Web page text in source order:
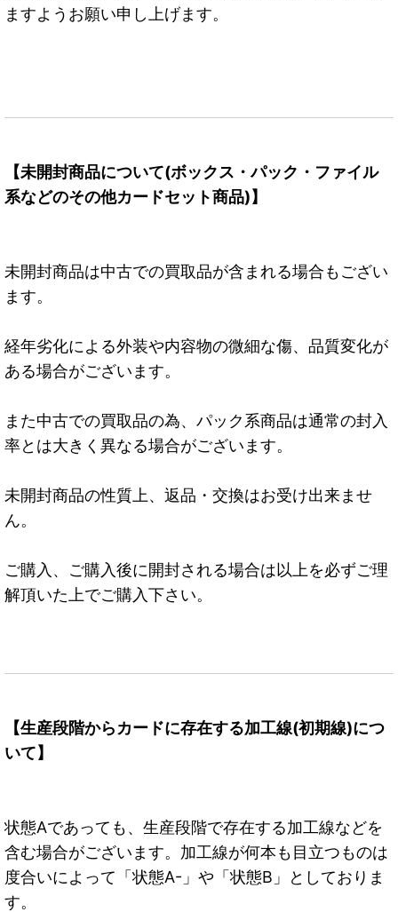
ますようお願い申し上げます。
【未開封商品について(ボックス・パック・ファイル
系などのその他カードセット商品)】
未開封商品は中古での買取品が含まれる場合もござい
ます。
経年劣化による外装や内容物の微細な傷、品質変化が
ある場合がございます。
また中古での買取品の為、パック系商品は通常の封入
率とは大きく異なる場合がございます。
未開封商品の性質上、返品・交換はお受け出来ませ
ん。
ご購入、ご購入後に開封される場合は以上を必ずご理
解頂いた上でご購入下さい。
【生産段階からカードに存在する加工線(初期線)につ
いて】
状態Aであっても、生産段階で存在する加工線などを
含む場合がございます。加工線が何本も目立つものは
度合いによって「状態A-」や「状態B」としておりま
す。